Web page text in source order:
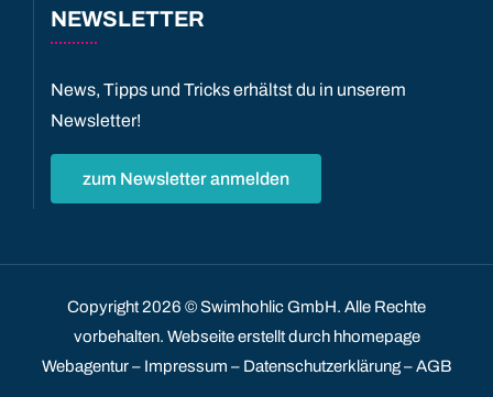
NEWSLETTER
News, Tipps und Tricks erhältst du in unserem
Newsletter!
zum Newsletter anmelden
Copyright2026 © Swimhohlic GmbH. Alle Rechte
vorbehalten. Webseiteerstellt durch hhomepage
Webagentur – Impressum – Datenschutzerklärung–AGB